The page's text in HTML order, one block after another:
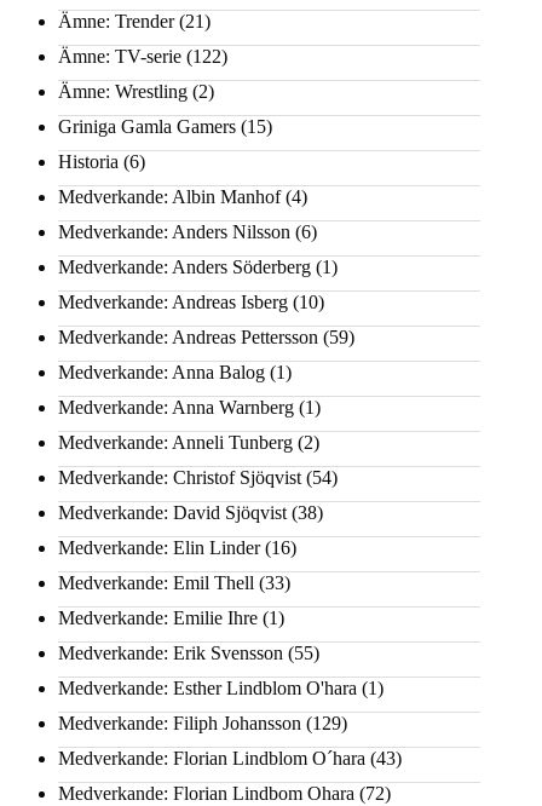
Ämne: Trender(21)
Ämne: TV-serie (122)
Ämne: Wrestling (2)
Griniga Gamla Gamers (15)
Historia (6)
Medverkande: Albin Manhof(4)
Medverkande: Anders Nilsson (6)
Medverkande: Anders Söderberg (1)
Medverkande: Andreas Isberg (10)
Medverkande: Andreas Pettersson (59)
Medverkande: Anna Balog (1)
Medverkande: Anna Warnberg (1)
Medverkande: Anneli Tunberg (2)
Medverkande: Christof Sjöqvist (54)
Medverkande: David Sjöqvist (38)
Medverkande: Elin Linder(16)
Medverkande: Emil Thell (33)
Medverkande: Emilie Ihre (1)
Medverkande: Erik Svensson (55)
Medverkande: Esther Lindblom O'hara (1)
Medverkande: Filiph Johansson (129)
Medverkande: Florian Lindblom O´hara (43)
Medverkande: Florian Lindbom Ohara (72)